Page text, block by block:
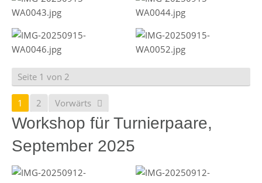
Seite 1 von 2
1 2 Vorwärts
Workshop für Turnierpaare,
September 2025